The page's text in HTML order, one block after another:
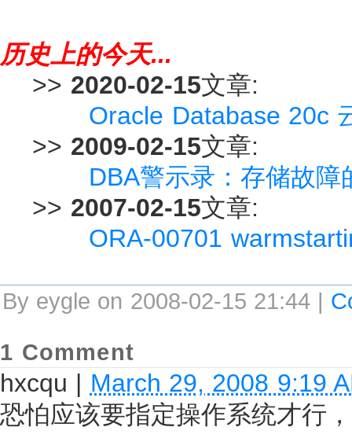
历史上的今天...
>> 2020-02-15文章:
Oracle Database 20c
>> 2009-02-15文章:
DBA警示录：存储故障
>> 2007-02-15文章:
ORA-00701
By eygle on 2008-02-15 21:44 |
1 Comment
hxcqu | March 29, 2008 9:19
恐怕应该要指定操作系统才行